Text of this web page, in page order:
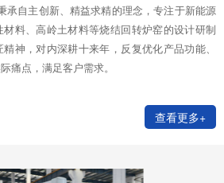
承自主创新、精益求精的理念，专注于新能源
料、高岭土材料等烧结回转炉窑的设计研制
神，对内深耕十来年，反复优化产品功能、
痛点，满足客户需求。
查看更多+